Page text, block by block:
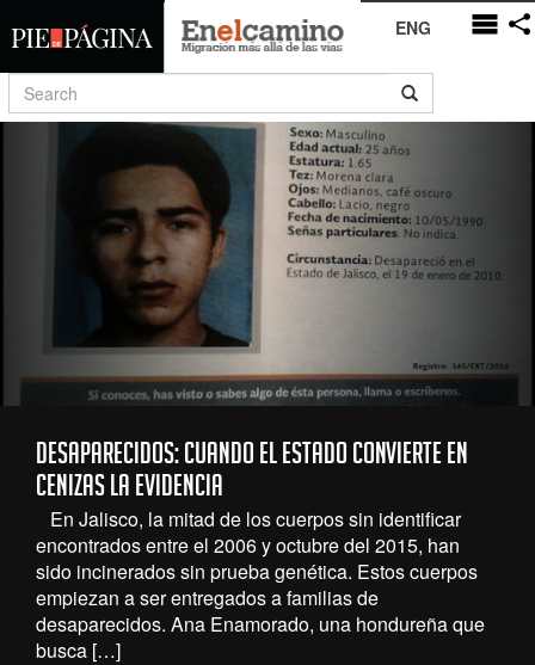
ENG
Desaparecidos: cuando el Estado convierte en
cenizas la evidencia
En Jalisco, la mitad de los cuerpos sin identificar
encontrados entre el 2006 y octubre del 2015, han
sido incinerados sin prueba genética. Estos cuerpos
empiezan a ser entregados a familias de
desaparecidos. Ana Enamorado, una hondureña que
busca […]